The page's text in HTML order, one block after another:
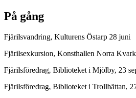
På gång
Fjärilsvandring, Kulturens Östarp 28 juni
Fjärilsexkursion, Konsthallen Norra
Fjärilsföredrag, Biblioteket i Mjölby, 23
Fjärilsföredrag, Biblioteket i Trollhättan,